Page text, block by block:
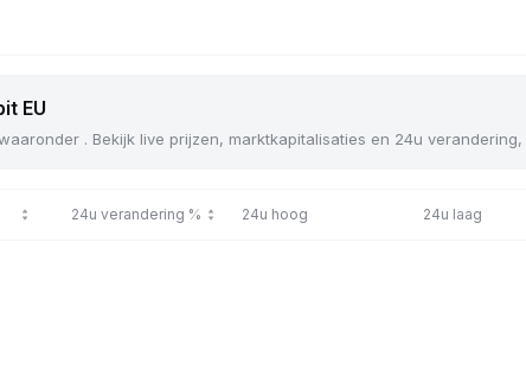
EU
. Bekijk live prijzen, marktkapitalisaties en 24u
24u verandering % 24u hoog 24u laag